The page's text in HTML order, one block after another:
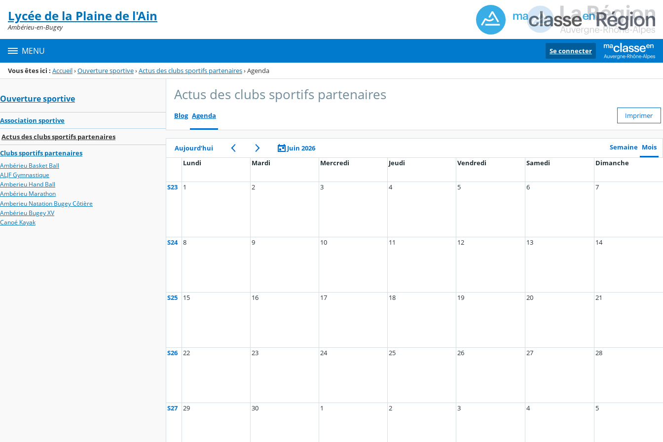
Menu de la rubrique
Contenu
Lycée de la Plaine de l'Ain
Ambérieu-en-Bugey
MENU Se connecter
Vous êtes ici : Accueil›Ouverture sportive›Actus des clubs sportifs partenaires›Agenda
Ouverture sportive
Association sportive
Actus des clubs sportifs partenaires
Clubs sportifs partenaires
Ambérieu Basket Ball
ALJF Gymnastique
Amberieu Hand Ball
Ambérieu Marathon
Amberieu Natation Bugey Côtière
Ambérieu Bugey XV
Canoé Kayak
Actus des clubs sportifs partenaires
Blog Agenda Imprimer
Aujourd’hui Juin 2026 Semaine Mois
Lundi
Mardi Mercredi Jeudi Vendredi Samedi Dimanche
S23 1 2 3 4 5 6 7
S24 8 9 10 11 12 13 14
S25 15 16 17 18 19 20 21
S26 22 23 24 25 26 27 28
S27 29 30 1 2 3 4 5